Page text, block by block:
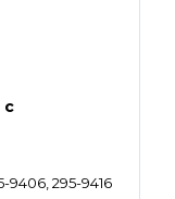
с
9406, 295-9416